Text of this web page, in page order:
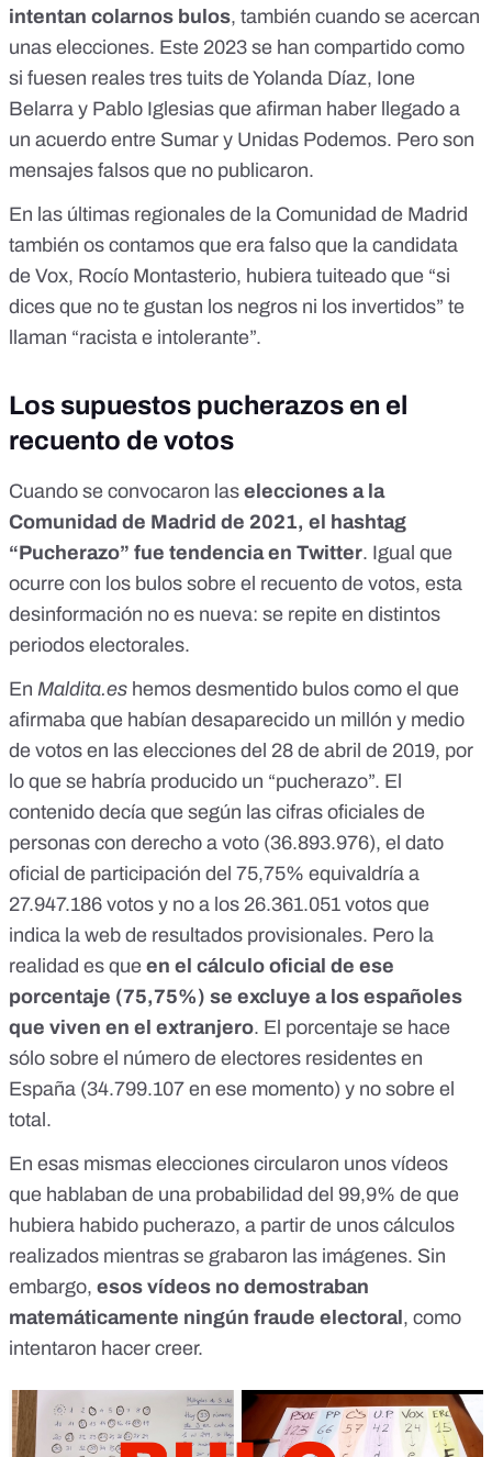
intentan colarnos bulos, también cuando se acercan
unas elecciones. Este 2023 se han compartido como
si fuesen reales tres tuits de Yolanda Díaz, Ione
Belarra y Pablo Iglesias que afirman haber llegado a
un acuerdo entre Sumar y Unidas Podemos. Pero son
mensajes falsos que no publicaron.
En las últimas regionales de la Comunidad de Madrid
también os contamos que era falso que la candidata
de Vox, Rocío Montasterio, hubiera tuiteado que “si
dices que no te gustan los negros ni los invertidos” te
llaman “racista e intolerante”.
Los supuestos pucherazos en el
recuento de votos
Cuando se convocaron las elecciones a la
Comunidad de Madrid de 2021, el hashtag
“Pucherazo” fue tendencia en Twitter. Igual que
ocurre con los bulos sobre el recuento de votos, esta
desinformación no es nueva: se repite en distintos
periodos electorales.
En Maldita.es hemos desmentido bulos como el que
afirmaba que habían desaparecido un millón y medio
de votos en las elecciones del 28 de abril de 2019, por
lo que se habría producido un “pucherazo”. El
contenido decía que según las cifras oficiales de
personas con derecho a voto (36.893.976), el dato
oficial de participación del 75,75% equivaldría a
27.947.186 votos y no a los 26.361.051 votos que
indica la web de resultados provisionales. Pero la
realidad es que en el cálculo oficial de ese
porcentaje (75,75%) se excluye a los españoles
que viven en el extranjero. El porcentaje se hace
sólo sobre el número de electores residentes en
España (34.799.107 en ese momento) y no sobre el
total.
En esas mismas elecciones circularon unos vídeos
que hablaban de una probabilidad del 99,9% de que
hubiera habido pucherazo, a partir de unos cálculos
realizados mientras se grabaron las imágenes. Sin
embargo, esos vídeos no demostraban
matemáticamente ningún fraude electoral , como
intentaron hacer creer.